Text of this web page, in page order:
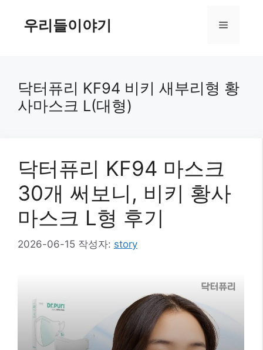
우리들이야기 메
닥터퓨리 KF94 비키 새부리형 황
사마스크 L(대형)
닥터퓨리 KF94 마스크
30개 써보니, 비키 황사
마스크 L형 후기
2026-06-15 작성자: story